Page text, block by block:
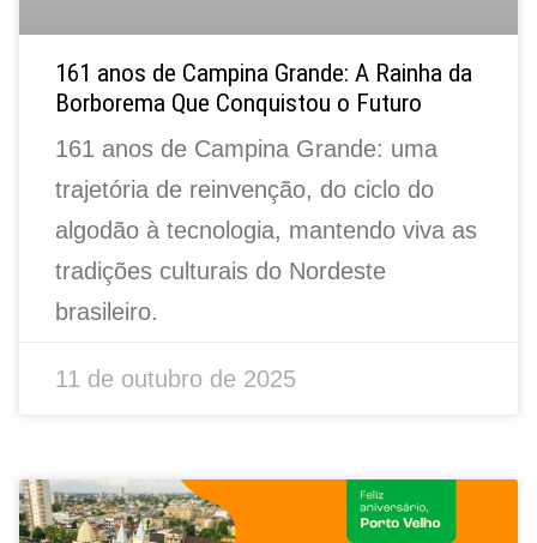
161 anos de Campina Grande: A Rainha da
Borborema Que Conquistou o Futuro
161 anos de Campina Grande: uma
trajetória de reinvenção, do ciclo do
algodão à tecnologia, mantendo viva as
tradições culturais do Nordeste
brasileiro.
11 de outubro de 2025